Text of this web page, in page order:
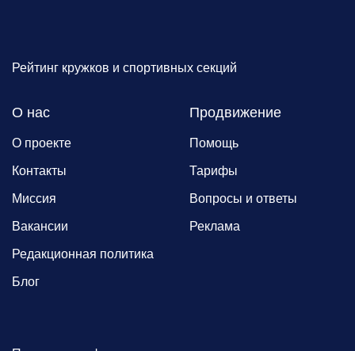
Рейтинг кружков и спортивных секций
О нас
О проекте
Контакты
Миссия
Вакансии
Редакционная политика
Блог
Продвижение
Помощь
Тарифы
Вопросы и ответы
Реклама